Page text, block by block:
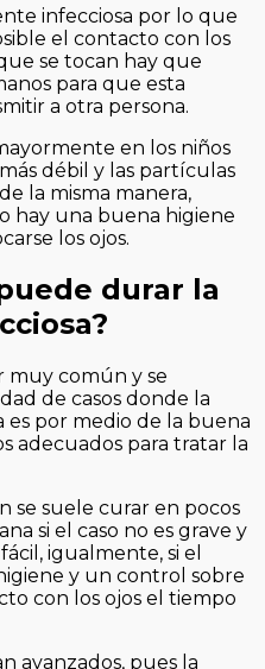
infecciosa por lo que
el contacto con los
se tocan hay que
para que esta
a otra persona.
en los niños
débil y las partículas
la misma manera,
hay una buena higiene
los ojos.
durar la
muy común y se
de casos donde la
es por medio de la buena
adecuados para tratar la
se suele curar en pocos
si el caso no es grave y
igualmente, si el
y un control sobre
con los ojos el tiempo
avanzados, pues la